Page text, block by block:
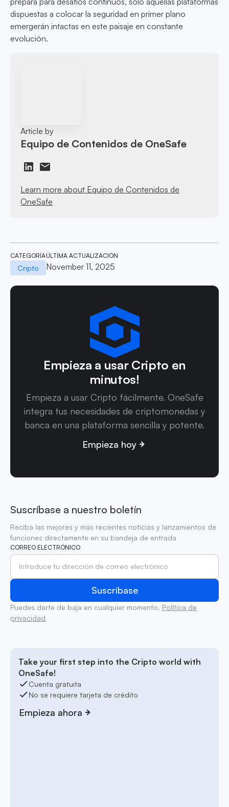
dispuestas a colocar la seguridad en primer plano
emergerán intactas en este paisaje en constante
evolución.
Article by
Equipo de Contenidos de OneSafe
Learn more about Equipo de Contenidos de
OneSafe
CATEGORÍA
Cripto
ÚLTIMA ACTUALIZACIÓN
November 11, 2025
Empieza a usar Cripto en
minutos!
Empieza a usar Cripto fácilmente. OneSafe
integra tus necesidades de criptomonedas y
banca en una plataforma sencilla y potente.
Empieza hoy
Suscríbase a nuestro boletín
Reciba las mejores y más recientes noticias y lanzamientos de
funciones directamente en su bandeja de entrada
CORREO ELECTRÓNICO
Puedes darte de baja en cualquier momento. Política de
privacidad
Take your first step into the Cripto world with
OneSafe!
Cuenta gratuita
No se requiere tarjeta de crédito
Empieza ahora